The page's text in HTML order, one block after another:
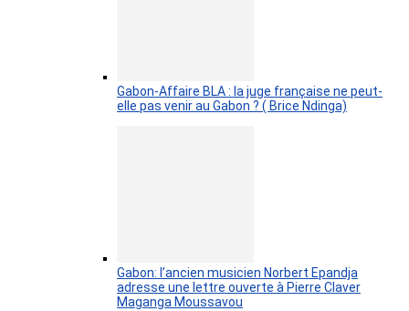
Gabon-Affaire BLA : la juge française ne peut-
elle pas venir au Gabon ? ( Brice Ndinga)
Gabon: l’ancien musicien Norbert Epandja
adresse une lettre ouverte à Pierre Claver
Maganga Moussavou